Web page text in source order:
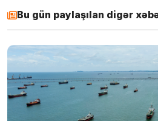
Bu gün paylaşılan digər